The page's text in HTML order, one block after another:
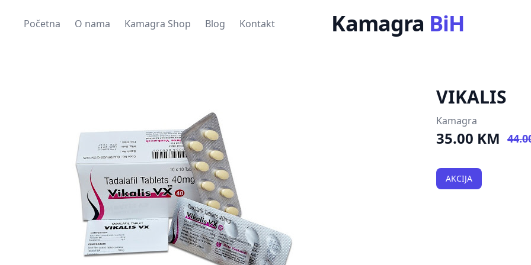
Početna O nama Kamagra Shop Blog Kontakt Kamagra BiH
VIKALIS
Kamagra
35.00 KM
AKCIJA